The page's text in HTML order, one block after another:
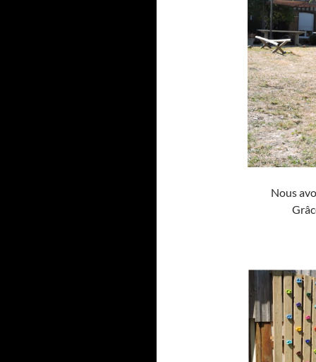
Nous